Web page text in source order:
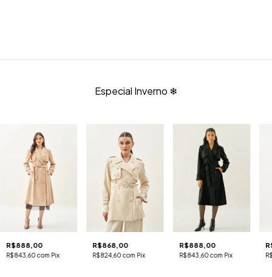
Especial Inverno ❄
R$888,00
R$843,60com Pix
R$868,00
R$824,60com Pix
R$888,00
R$843,60com Pix